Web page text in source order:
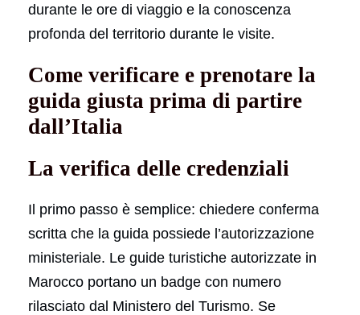
durante le ore di viaggio e la conoscenza
profonda del territorio durante le visite.
Come verificare e prenotare la
guida giusta prima di partire
dall’Italia
La verifica delle credenziali
Il primo passo è semplice: chiedere conferma
scritta che la guida possiede l’autorizzazione
ministeriale. Le guide turistiche autorizzate in
Marocco portano un badge con numero
rilasciato dal Ministero del Turismo. Se